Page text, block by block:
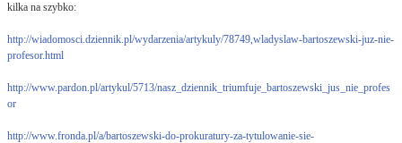
kilka na szybko:
http://wiadomosci.dziennik.pl/wydarzenia/artykuly/78749,wladyslaw-bartoszewski-juz-nie-
profesor.html
http://www.pardon.pl/artykul/5713/nasz_dziennik_triumfuje_bartoszewski_jus_nie_profes
or
http://www.fronda.pl/a/bartoszewski-do-prokuratury-za-tytulowanie-sie-